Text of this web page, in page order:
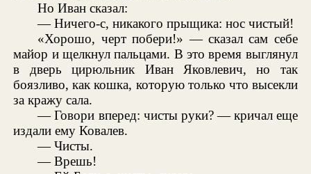
Но Иван сказал:
— Ничего-с, никакого прыщика: нос чистый!
«Хорошо, черт побери!» — сказал сам себе
майор и щелкнул пальцами. В это время выглянул
в дверь цирюльник Иван Яковлевич, но так
боязливо, как кошка, которую только что высекли
за кражу сала.
— Говори вперед: чисты руки? — кричал еще
издали ему Ковалев.
— Чисты.
— Врешь!